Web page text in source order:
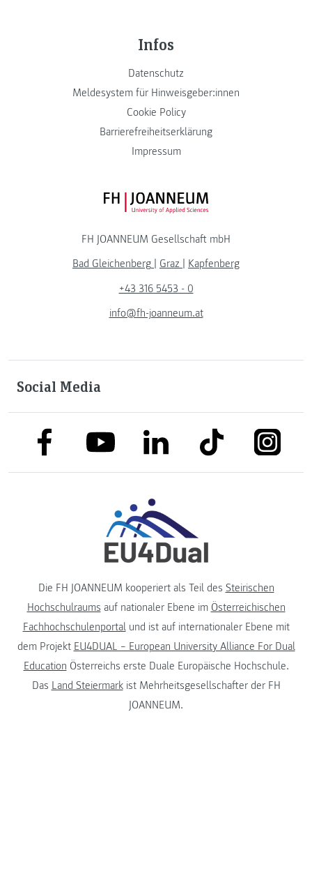
Infos
Datenschutz
Meldesystem für Hinweisgeber:innen
Cookie Policy
Barrierefreiheitserklärung
Impressum
FH JOANNEUM Logo
FH JOANNEUM Gesellschaft mbH
Bad Gleichenberg
Graz
Kapfenberg
+43 316 5453 - 0
info@fh-joanneum.at
Social Media
link to facebooklink to youtubelink to linkedinlink to tiktok
Die FH JOANNEUM kooperiert als Teil des Steirischen
Hochschulraums auf nationaler Ebene im Österreichischen
Fachhochschulenportalund ist auf internationaler Ebene mit
dem Projekt EU4DUAL – European University Alliance For Dual
Education Österreichs erste Duale Europäische Hochschule.
Das Land Steiermarkist Mehrheitsgesellschafter der FH
JOANNEUM.